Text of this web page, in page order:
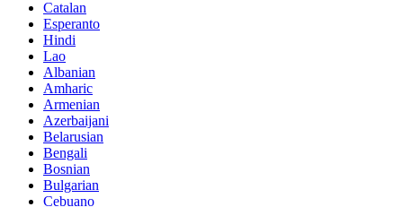
Catalan
Esperanto
Hindi
Lao
Albanian
Amharic
Armenian
Azerbaijani
Belarusian
Bengali
Bosnian
Bulgarian
Cebuano